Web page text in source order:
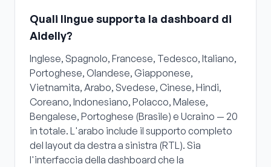
Quali lingue supporta la dashboard di
Aidelly?
Inglese, Spagnolo, Francese, Tedesco, Italiano,
Portoghese, Olandese, Giapponese,
Vietnamita, Arabo, Svedese, Cinese, Hindi,
Coreano, Indonesiano, Polacco, Malese,
Bengalese, Portoghese (Brasile) e Ucraino — 20
in totale. L'arabo include il supporto completo
del layout da destra a sinistra (RTL). Sia
l'interfaccia della dashboard che la